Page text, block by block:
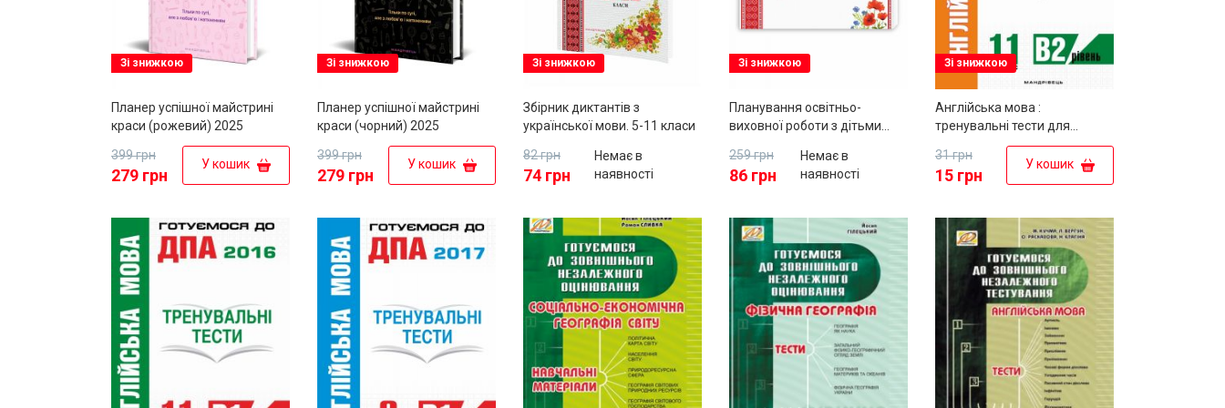
Зі знижкою
Планер успішної майстрині
краси (рожевий) 2025
279 грн
399 грн
У кошик
Зі знижкою
Планер успішної майстрині
краси (чорний) 2025
279 грн
399 грн
У кошик
Зі знижкою
Збірник диктантів з
української мови. 5-11 класи
74 грн
82 грн
Немає в
наявності
Зі знижкою
Планування освітньо-
виховної роботи з дітьми
за програмою "Українське
дошкілля"
86 грн
259 грн
Немає в
наявності
Зі знижкою
Англійська мова :
тренувальні тести для
підготовки до ДПА (рівень
B2). 11 клас
15 грн
31 грн
У кошик